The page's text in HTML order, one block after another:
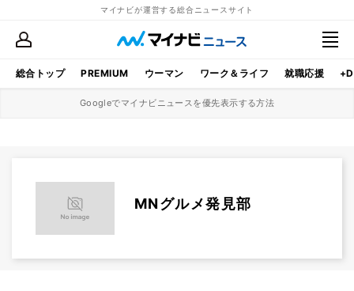
マイナビが運営する総合ニュースサイト
総合トップ PREMIUM ウーマン ワーク＆ライフ 就職応援
Googleでマイナビニュースを優先表示する方法
MNグルメ発見部